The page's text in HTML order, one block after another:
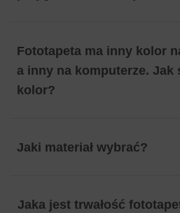
Fototapeta ma inny kolor
a inny na komputerze. Jak
kolor?
Jaki materiał wybrać?
Jaka jest trwałość